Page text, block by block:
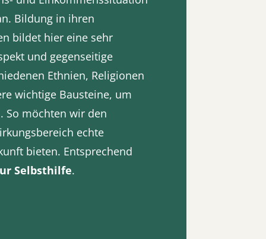
Bildung in ihren
bildet hier eine sehr
und gegenseitige
Ethnien, Religionen
wichtige Bausteine, um
So möchten wir den
echte
bieten. Entsprechend
Selbsthilfe.